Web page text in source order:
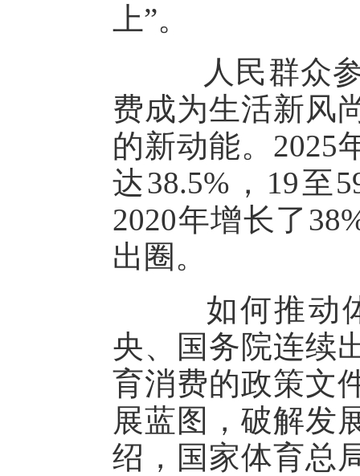
上”。
人民群众参
费成为生活新风
的新动能。2025
达38.5%，19至
2020年增长了
出圈。
如何推动体
央、国务院连续
育消费的政策文
展蓝图，破解发
绍，国家体育总